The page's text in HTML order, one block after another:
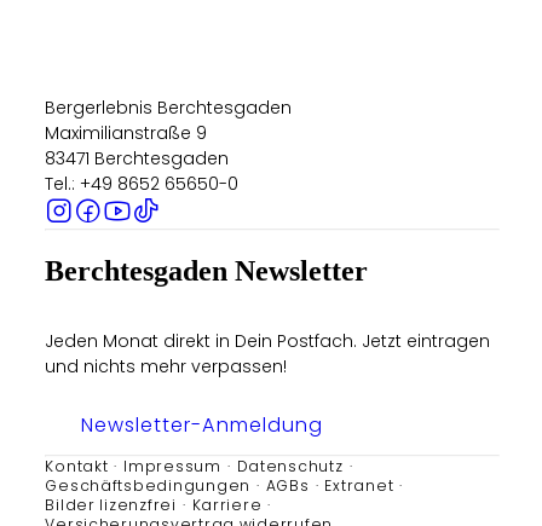
Bergerlebnis Berchtesgaden
Maximilianstraße 9
83471 Berchtesgaden
Tel.: +49 8652 65650-0
Berchtesgaden Newsletter
Jeden Monat direkt in Dein Postfach. Jetzt eintragen
und nichts mehr verpassen!
Newsletter-Anmeldung
Kontakt Impressum
Datenschutz
Geschäftsbedingungen
AGBs
Extranet
Bilder lizenzfrei
Karriere